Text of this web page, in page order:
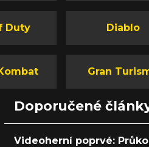
Duty Diablo
Gran
Doporučené
Videoherní poprvé: